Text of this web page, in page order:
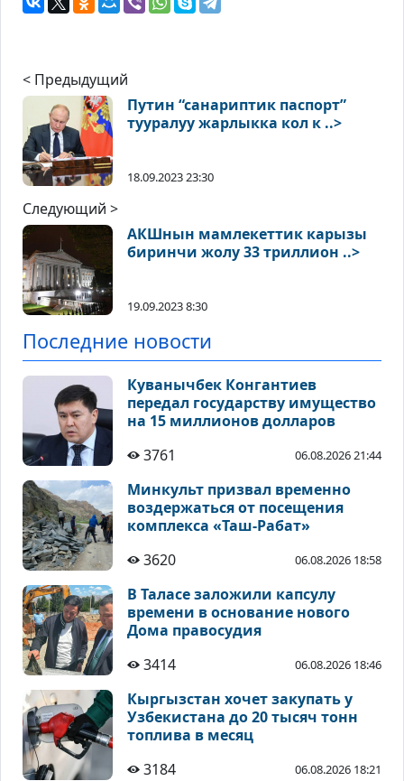
< Предыдущий
Путин “санариптик паспорт”
тууралуу жарлыкка кол к ..>
18.09.2023 23:30
Следующий >
АКШнын мамлекеттик карызы
биринчи жолу 33 триллион ..>
19.09.2023 8:30
Последние новости
Куванычбек Конгантиев
передал государству имущество
на 15 миллионов долларов
3761
06.08.2026 21:44
Минкульт призвал временно
воздержаться от посещения
комплекса «Таш-Рабат»
3620
06.08.2026 18:58
В Таласе заложили капсулу
времени в основание нового
Дома правосудия
3414
06.08.2026 18:46
Кыргызстан хочет закупать у
Узбекистана до 20 тысяч тонн
топлива в месяц
3184
06.08.2026 18:21